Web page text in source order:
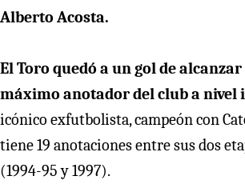
Alberto Acosta.
El Toro quedó a un gol de
máximo anotador del club a nivel
icónico exfutbolista, campeón con
tiene 19 anotaciones entre sus dos
(1994-95 y 1997).